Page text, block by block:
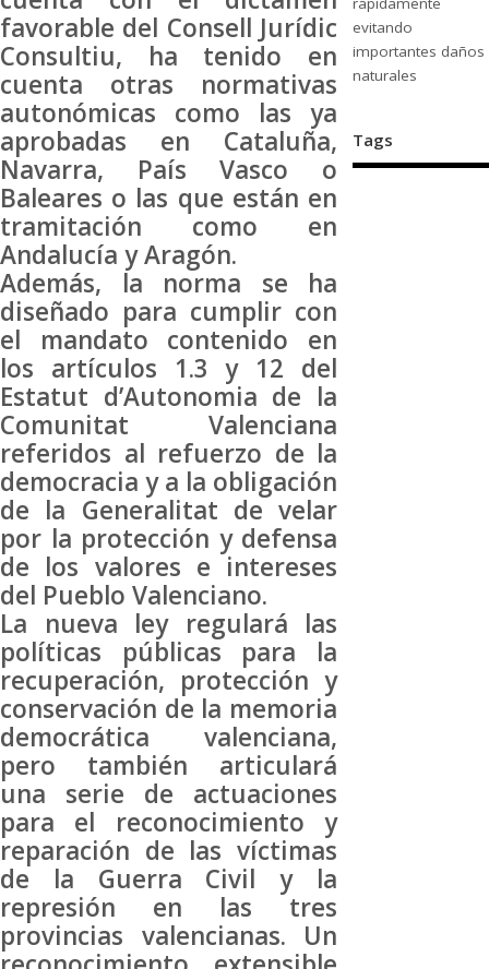
favorable del Consell Jurídic
Consultiu, ha tenido en
cuenta otras normativas
autonómicas como las ya
aprobadas en Cataluña,
Navarra, País Vasco o
Baleares o las que están en
tramitación como en
Andalucía y Aragón.
Además, la norma se ha
diseñado para cumplir con
el mandato contenido en
los artículos 1.3 y 12 del
Estatut d’Autonomia de la
Comunitat Valenciana
referidos al refuerzo de la
democracia y a la obligación
de la Generalitat de velar
por la protección y defensa
de los valores e intereses
del Pueblo Valenciano.
La nueva ley regulará las
políticas públicas para la
recuperación, protección y
conservación de la memoria
democrática valenciana,
pero también articulará
una serie de actuaciones
para el reconocimiento y
reparación de las víctimas
de la Guerra Civil y la
represión en las tres
provincias valencianas. Un
evitando
importantes daños
naturales
Tags